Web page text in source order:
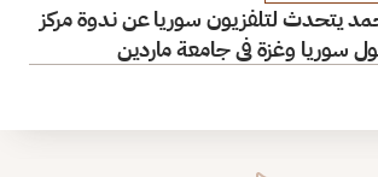
يتحدث لتلفزيون سوريا عن ندوة مركز
سوريا وغزة في جامعة ماردين